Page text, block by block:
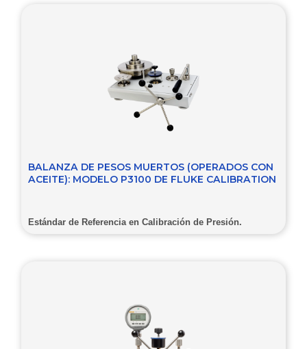
BALANZA DE PESOS MUERTOS (OPERADOS CON
ACEITE): MODELO P3100 DE FLUKE CALIBRATION
Estándar de Referencia en Calibración de Presión.